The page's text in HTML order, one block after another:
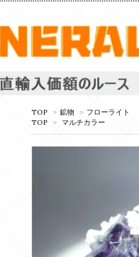
TOP > 鉱物 > フローライト
TOP
> マルチカラー